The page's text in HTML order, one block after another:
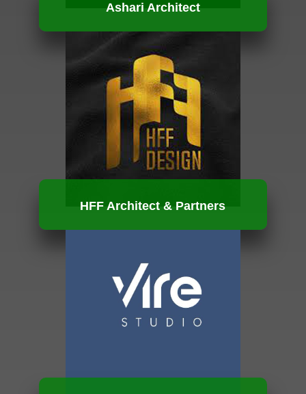
Ashari Architect
HUBUNGI KAMI
HFF Architect & Partners
HUBUNGI KAMI